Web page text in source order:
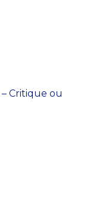
Critique ou